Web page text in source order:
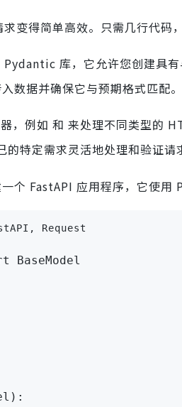
变得简单高效。只需几行代码
Pydantic 库，它允许您创建具
数据并确保它与预期格式匹配。
，例如 和 来处理不同类型的
特定需求灵活地处理和验证请
个 FastAPI 应用程序，它使用
, Request
BaseModel
):